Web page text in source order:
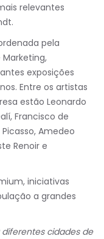
relevantes
pela
exposições
Entre os artistas
estão Leonardo
Francisco de
Amedeo
Renoir e
iniciativas
a grandes
diferentes cidades de